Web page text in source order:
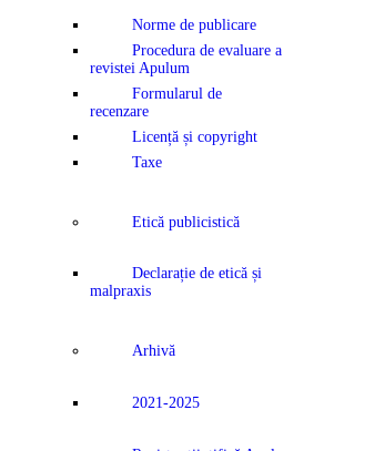
Norme de publicare
Procedura de evaluare a
revistei Apulum
Formularul de
recenzare
Licență și copyright
Taxe
Etică publicistică
Declarație de etică și
malpraxis
Arhivă
2021-2025